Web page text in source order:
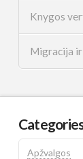
Knygos
Migracija
Apžvalgos